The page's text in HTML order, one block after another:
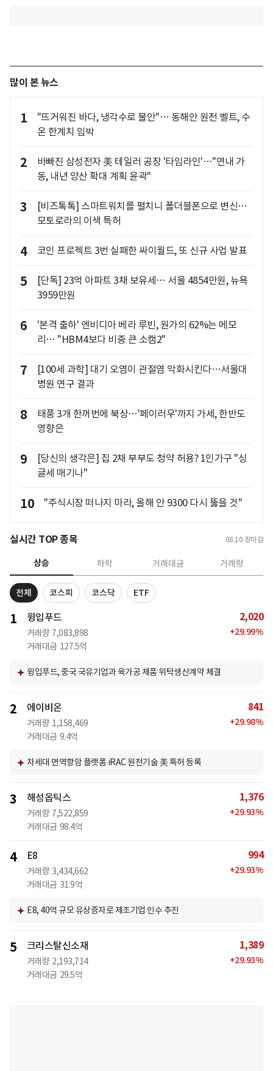
많이 본 뉴스
1
"뜨거워진 바다, 냉각수로 불안"… 동해안 원전 벨트, 수
온 한계치 임박
2
바빠진 삼성전자 美 테일러 공장 '타임라인'…"연내 가
동, 내년 양산 확대 계획 윤곽"
3
[비즈톡톡] 스마트워치를 펼치니 폴더블폰으로 변신…
모토로라의 이색 특허
4 코인 프로젝트 3번 실패한 싸이월드, 또 신규 사업 발표
5
[단독] 23억 아파트 3채 보유세… 서울 4854만원, 뉴욕
3959만원
6
'본격 출하' 엔비디아 베라 루빈, 원가의 62%는 메모
리… "HBM4보다 비중 큰 소캠2"
7
[100세 과학] 대기 오염이 관절염 악화시킨다…서울대
병원 연구 결과
8
태풍 3개 한꺼번에 북상…'페이러우'까지 가세, 한반도
영향은
9
[당신의 생각은] 집 2채 부부도 청약 허용? 1인가구 "싱
글세 매기나"
10 "주식시장 떠나지 마라, 올해 안 9300 다시 뚫을 것"
실시간 TOP 종목 08.10 장마감
상승 하락 거래대금 거래량
전체 코스피 코스닥 ETF
1 윙입푸드
거래량 7,083,898
거래대금 127.5억
2,020
+29.99%
윙입푸드, 중국 국유기업과 육가공 제품 위탁생산계약 체결
2 에이비온
거래량 1,158,469
거래대금 9.4억
841
+29.98%
차세대 면역항암 플랫폼 iRAC 원천기술 美 특허 등록
3 해성옵틱스
거래량 7,522,859
거래대금 98.4억
1,376
+29.93%
4 E8
거래량 3,434,662
거래대금 31.9억
994
+29.93%
E8, 40억 규모 유상증자로 제조기업 인수 추진
5 크리스탈신소재
거래량 2,193,714
거래대금 29.5억
1,389
+29.93%